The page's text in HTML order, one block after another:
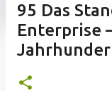
95 Das
Enterprise